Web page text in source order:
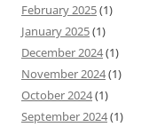
February 2025(1)
January 2025(1)
December 2024(1)
November 2024(1)
October 2024(1)
September 2024(1)